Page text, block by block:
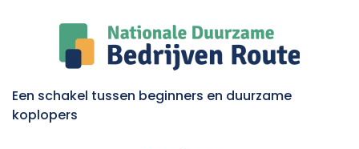
Een schakel tussen beginners en duurzame
koplopers